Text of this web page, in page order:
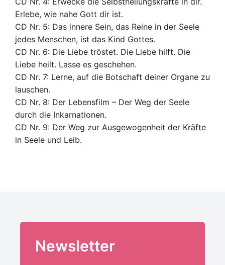
Erlebe, wie nahe Gott dir ist.
CD Nr. 5: Das innere Sein, das Reine in der Seele
jedes Menschen, ist das Kind Gottes.
CD Nr. 6: Die Liebe tröstet. Die Liebe hilft. Die
Liebe heilt. Lasse es geschehen.
CD Nr. 7: Lerne, auf die Botschaft deiner Organe zu
lauschen.
CD Nr. 8: Der Lebensfilm – Der Weg der Seele
durch die Inkarnationen.
CD Nr. 9: Der Weg zur Ausgewogenheit der Kräfte
in Seele und Leib.
Newsletter